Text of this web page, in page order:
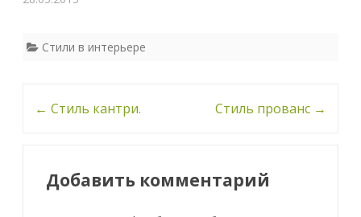
Стили в интерьере
← Стиль кантри. Стиль прованс →
Добавить комментарий